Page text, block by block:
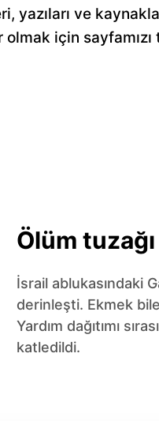
yazıları ve
için sayfamızı
Ölüm tuzağı
İsrail ablukasındaki
derinleşti. Ekmek
Yardım dağıtımı
katledildi.